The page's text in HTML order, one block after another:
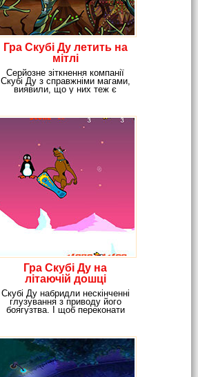
Гра Скубі Ду летить на
мітлі
Серйозне зіткнення компанії
Скубі Ду з справжніми магами,
виявили, що у них теж є
Гра Скубі Ду на
літаючій дошці
Скубі Ду набридли нескінченні
глузування з приводу його
боягузтва. І щоб переконати